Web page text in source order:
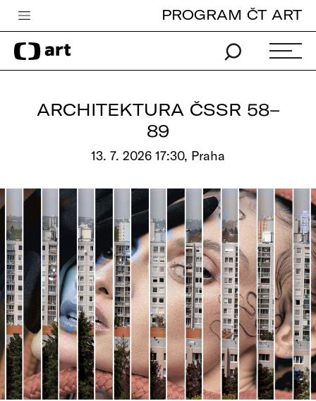
Česká televize
Zpravodajství
Vše o ČT
PROGRAM ČT ART
ARCHITEKTURA ČSSR 58–
89
13. 7. 2026 17:30, Praha